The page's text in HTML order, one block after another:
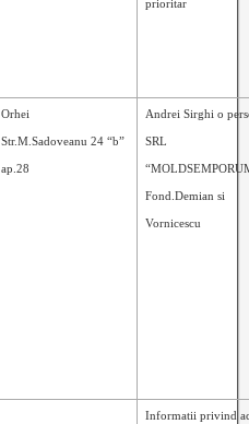
prioritar
Orhei
Str.M.Sadoveanu 24 “b”
ap.28
Andrei Sirghi o
SRL
Fond.Demian si
Vornicescu
Informatii privind